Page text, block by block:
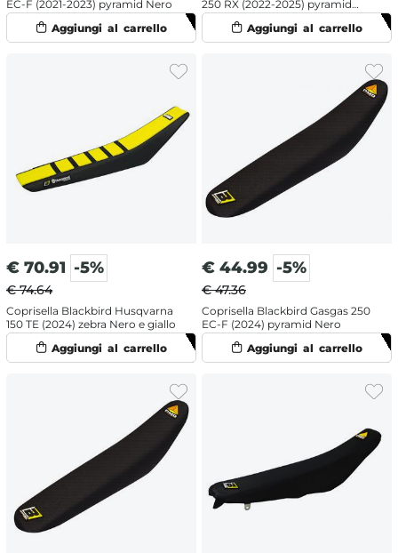
EC-F (2021-2023) pyramid Nero
250 RX (2022-2025) pyramid
Rosso
€ 70.91 -5%
€ 74.64
Coprisella Blackbird Husqvarna
150 TE (2024) zebra Nero e giallo
€ 44.99 -5%
€ 47.36
Coprisella Blackbird Gasgas 250
EC-F (2024) pyramid Nero